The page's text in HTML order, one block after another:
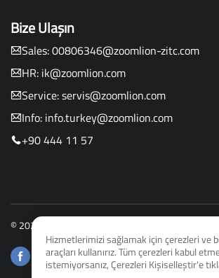
Bize Ulaşın
Sales:00806346@zoomlion-zitc.com
HR: ik@zoomlion.com
Service:servis@zoomlion.com
Info: info.turkey@zoomlion.com
+90 444 11 57
© 2026 Zoomlion Agriculture Machinery Co., Ltd.
Hizmetlerimizi sağlamak için çerezleri ve
araçları kullanırız. Tüm çerezleri kabul
istemiyorsanız, Çerezleri Kişiselleştir'e